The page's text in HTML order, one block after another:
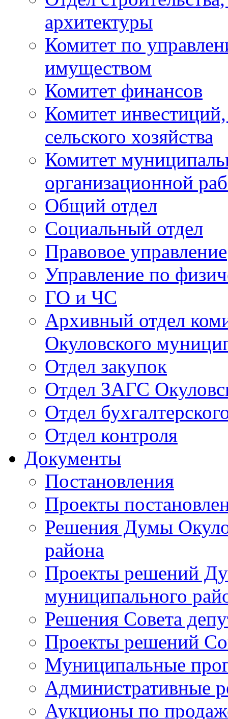
архитектуры
Комитет по
имуществом
Комитет финансов
Комитет
сельского хозяйства
Комитет
организационной
Общий отдел
Социальный отдел
Правовое управление
Управление по
ГО и ЧС
Архивный отдел
Окуловского
Отдел закупок
Отдел ЗАГС
Отдел
Отдел контроля
Документы
Постановления
Проекты
Решения Думы
района
Проекты решений
муниципального
Решения Совета
Проекты решений
Муниципальные
Административные
Аукционы по